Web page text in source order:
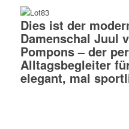
Dies ist der
Damenschal Juul
Pompons – der
Alltagsbegleiter
elegant, mal